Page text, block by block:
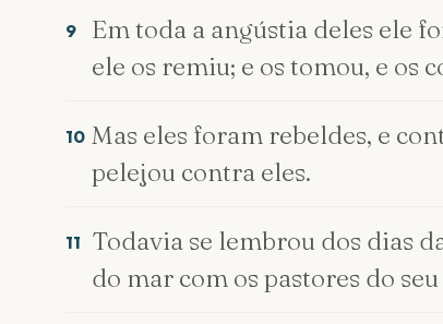
9
Em toda a angústia deles ele
ele os remiu; e os tomou, e os
10 Mas eles foram rebeldes, e
pelejou contra eles.
11 Todavia se lembrou dos dias
do mar com os pastores do